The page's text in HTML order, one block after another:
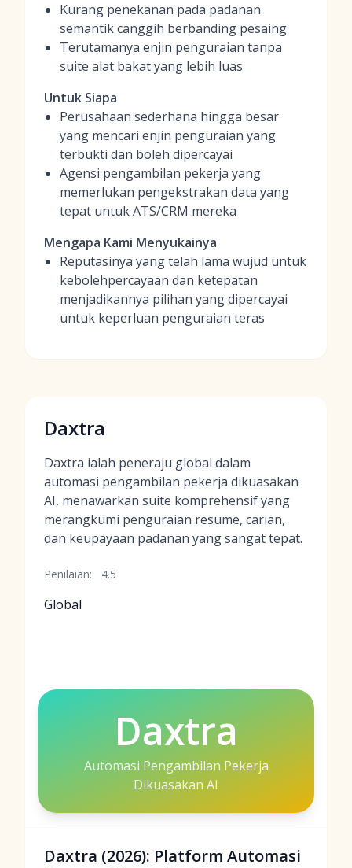
Kurang penekanan pada padanan
semantik canggih berbanding pesaing
Terutamanya enjin penguraian tanpa
suite alat bakat yang lebih luas
Untuk Siapa
Perusahaan sederhana hingga besar
yang mencari enjin penguraian yang
terbukti dan boleh dipercayai
Agensi pengambilan pekerja yang
memerlukan pengekstrakan data yang
tepat untuk ATS/CRM mereka
Mengapa Kami Menyukainya
Reputasinya yang telah lama wujud untuk
kebolehpercayaan dan ketepatan
menjadikannya pilihan yang dipercayai
untuk keperluan penguraian teras
Daxtra
Daxtra ialah peneraju global dalam
automasi pengambilan pekerja dikuasakan
AI, menawarkan suite komprehensif yang
merangkumi penguraian resume, carian,
dan keupayaan padanan yang sangat tepat.
Penilaian: 4.5
Global
Daxtra
Automasi Pengambilan Pekerja
Dikuasakan AI
Daxtra (2026): Platform Automasi